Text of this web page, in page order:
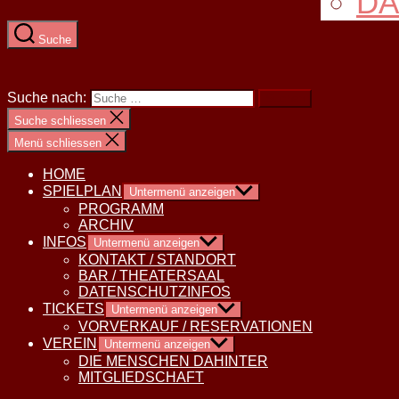
Suche
Suche nach:
Suche schliessen
Menü schliessen
HOME
SPIELPLAN
Untermenü anzeigen
PROGRAMM
ARCHIV
INFOS
Untermenü anzeigen
KONTAKT / STANDORT
BAR / THEATERSAAL
DATENSCHUTZINFOS
TICKETS
Untermenü anzeigen
VORVERKAUF / RESERVATIONEN
VEREIN
Untermenü anzeigen
DIE MENSCHEN DAHINTER
MITGLIEDSCHAFT